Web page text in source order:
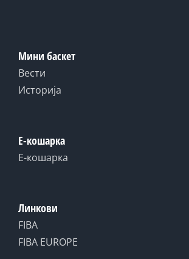
Мини баскет
Вести
Историја
Е-кошарка
Е-кошарка
Линкови
FIBA
FIBA EUROPE